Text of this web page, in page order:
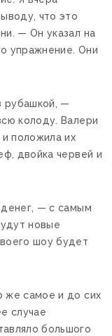
что это
— Он указал на
упражнение. Они
рубашкой, —
колоду. Валери
и положила их
двойка червей и
— с самым
новые
шоу будет
же самое и до сих
случае
большого